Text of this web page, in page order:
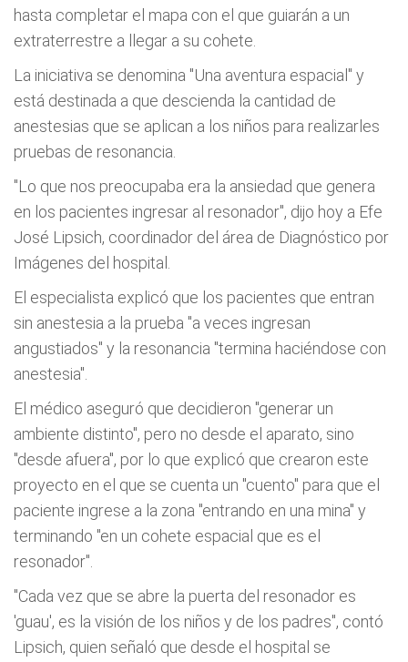
hasta completar el mapa con el que guiarán a un
extraterrestre a llegar a su cohete.
La iniciativa se denomina "Una aventura espacial" y
está destinada a que descienda la cantidad de
anestesias que se aplican a los niños para realizarles
pruebas de resonancia.
"Lo que nos preocupaba era la ansiedad que genera
en los pacientes ingresar al resonador", dijo hoy a Efe
José Lipsich, coordinador del área de Diagnóstico por
Imágenes del hospital.
El especialista explicó que los pacientes que entran
sin anestesia a la prueba "a veces ingresan
angustiados" y la resonancia "termina haciéndose con
anestesia".
El médico aseguró que decidieron "generar un
ambiente distinto", pero no desde el aparato, sino
"desde afuera", por lo que explicó que crearon este
proyecto en el que se cuenta un "cuento" para que el
paciente ingrese a la zona "entrando en una mina" y
terminando "en un cohete espacial que es el
resonador".
"Cada vez que se abre la puerta del resonador es
'guau', es la visión de los niños y de los padres", contó
Lipsich, quien señaló que desde el hospital se